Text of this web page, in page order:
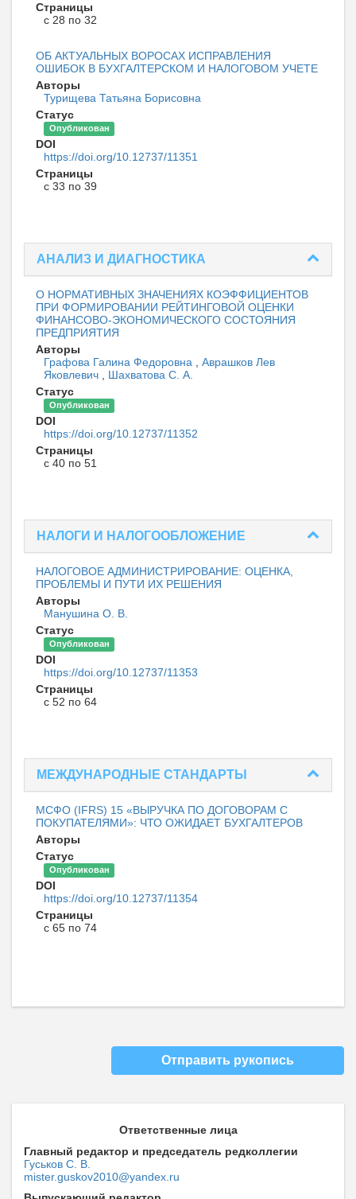
Страницы
с 28 по 32
ОБ АКТУАЛЬНЫХ ВОРОСАХ ИСПРАВЛЕНИЯ
ОШИБОК В БУХГАЛТЕРСКОМ И НАЛОГОВОМ УЧЕТЕ
Авторы
Турищева Татьяна Борисовна
Статус
Опубликован
DOI
https://doi.org/10.12737/11351
Страницы
с 33 по 39
АНАЛИЗ И ДИАГНОСТИКА
О НОРМАТИВНЫХ ЗНАЧЕНИЯХ КОЭФФИЦИЕНТОВ
ПРИ ФОРМИРОВАНИИ РЕЙТИНГОВОЙ ОЦЕНКИ
ФИНАНСОВО-ЭКОНОМИЧЕСКОГО СОСТОЯНИЯ
ПРЕДПРИЯТИЯ
Авторы
Графова Галина Федоровна , Аврашков Лев
Яковлевич , Шахватова С. А.
Статус
Опубликован
DOI
https://doi.org/10.12737/11352
Страницы
с 40 по 51
НАЛОГИ И НАЛОГООБЛОЖЕНИЕ
НАЛОГОВОЕ АДМИНИСТРИРОВАНИЕ: ОЦЕНКА,
ПРОБЛЕМЫ И ПУТИ ИХ РЕШЕНИЯ
Авторы
Манушина О. В.
Статус
Опубликован
DOI
https://doi.org/10.12737/11353
Страницы
с 52 по 64
МЕЖДУНАРОДНЫЕ СТАНДАРТЫ
МСФО (IFRS) 15 «ВЫРУЧКА ПО ДОГОВОРАМ С
ПОКУПАТЕЛЯМИ»: ЧТО ОЖИДАЕТ БУХГАЛТЕРОВ
Авторы
Статус
Опубликован
DOI
https://doi.org/10.12737/11354
Страницы
с 65 по 74
Отправить рукопись
Ответственные лица
Главный редактор и председатель редколлегии
Гуськов С. В.
mister.guskov2010@yandex.ru